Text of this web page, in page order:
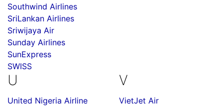
Southwind Airlines
SriLankan Airlines
Sriwijaya Air
Sunday Airlines
SunExpress
SWISS
U
United Nigeria Airline
V
VietJet Air